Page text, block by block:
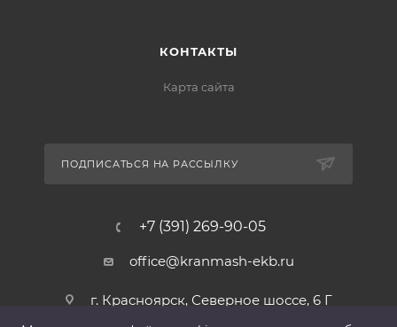
КОНТАКТЫ
Карта сайта
ПОДПИСАТЬСЯ НА РАССЫЛКУ
+7 (391) 269-90-05
office@kranmash-ekb.ru
г. Красноярск, Северное шоссе, 6 Г